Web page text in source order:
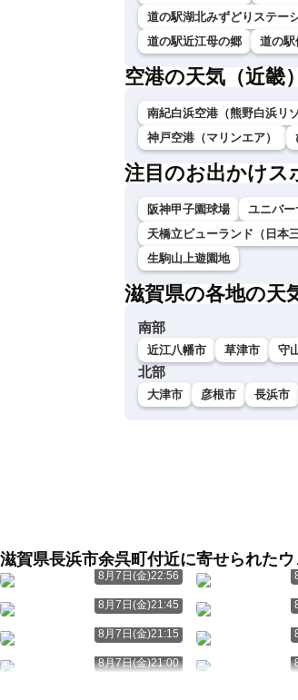
道の駅湖北みずどりステー
道の駅近江母の郷
道の駅
空港の天気（近畿）
南紀白浜空港（熊野白浜リ
神戸空港（マリンエア）
注目のお出かけス
阪神甲子園球場 ユニバー
天橋立ビューランド（日本三
生駒山上遊園地
滋賀県の各地の天
南部
近江八幡市 草津市 守
北部
大津市 彦根市 長浜市
滋賀県長浜市余呉町付近に寄せられたウ
8月7日(金)22:56
8月7日(金)21:45
8月7日(金)21:15
8月7日(金)21:00